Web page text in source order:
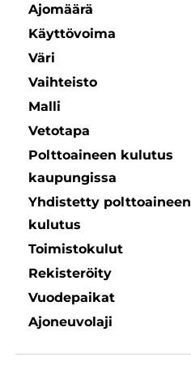
Ajomäärä
Käyttövoima
Väri
Vaihteisto
Malli
Vetotapa
Polttoaineen kulutus
kaupungissa
Yhdistetty polttoaineen
kulutus
Toimistokulut
Rekisteröity
Vuodepaikat
Ajoneuvolaji